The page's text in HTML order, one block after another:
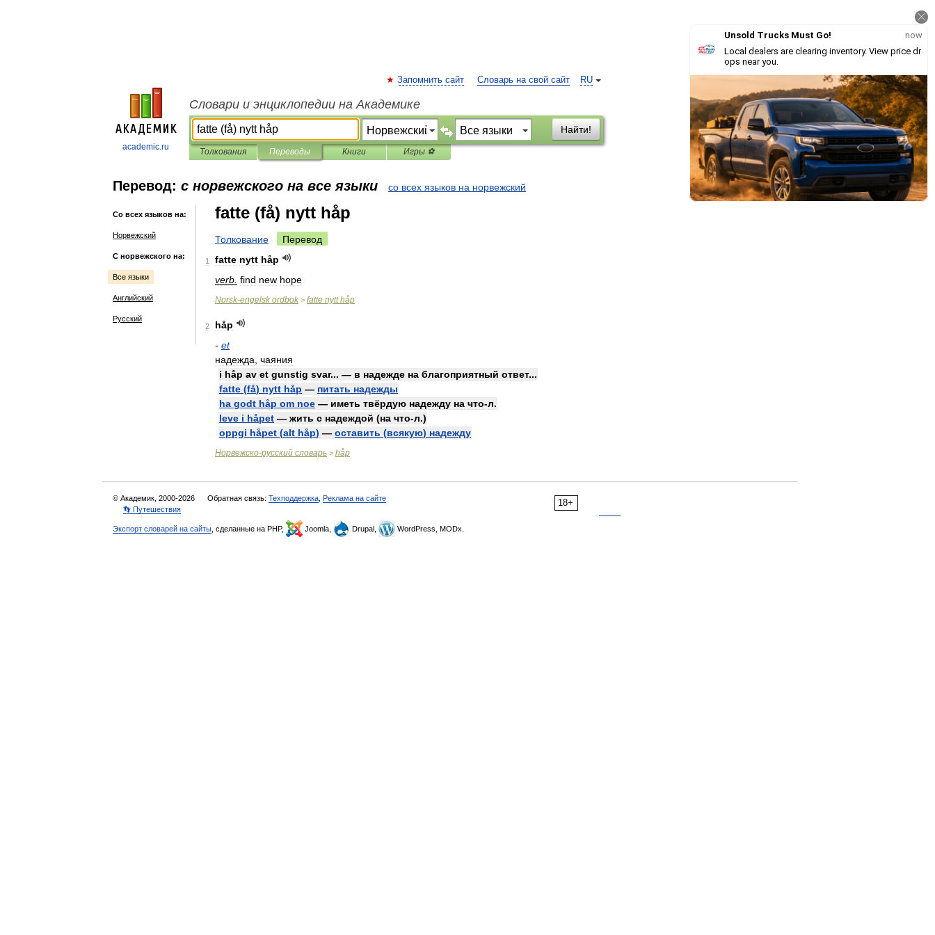
academic.ru
RU
Запомнить сайт Словарь на свой сайт
Словари и энциклопедии на Академике
Найти!
Толкования Переводы Книги Игры ⚽
Перевод: с норвежского на все языки со всех языков на норвежский
Со всех языков на:
Норвежский
С норвежского на:
Все языки
Английский
Русский
fatte (få) nytt håp
Толкование Перевод
1 fatte nytt håp
verb find new hope
Norsk-engelsk ordbok > fatte nytt håp
2
håp
- et
надежда чаяния
i håp av et gunstig svar... — в надежде на благоприятный ответ...
fatte (få) nytt håp — питать надежды
ha godt håp om noe — иметь твёрдую надежду на что-л.
leve i håpet — жить с надеждой (на что-л.)
oppgi håpet (alt håp) — оставить (всякую) надежду
Норвежско-русский словарь > håp
18+
© Академик, 2000-2026 Обратная связь: Техподдержка Реклама на сайте
👣 Путешествия
Экспорт словарей на сайты , сделанные на PHP, Joomla, Drupal, WordPress, MODx.